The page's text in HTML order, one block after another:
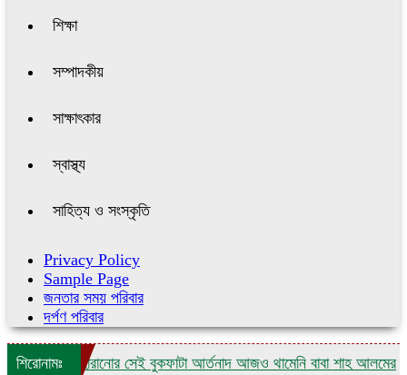
শিক্ষা
সম্পাদকীয়
সাক্ষাৎকার
স্বাস্থ্য
সাহিত্য ও সংস্কৃতি
Privacy Policy
Sample Page
জনতার সময় পরিবার
দর্পণ পরিবার
শিরোনামঃহারানোর সেই বুকফাটা আর্তনাদ আজও থামেনি বাবা শাহ আলমের